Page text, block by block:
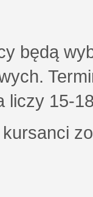
będą
liczy 15-